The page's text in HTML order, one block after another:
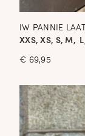
IW PANNIE
XXS, XS, S, M,
€ 69,95